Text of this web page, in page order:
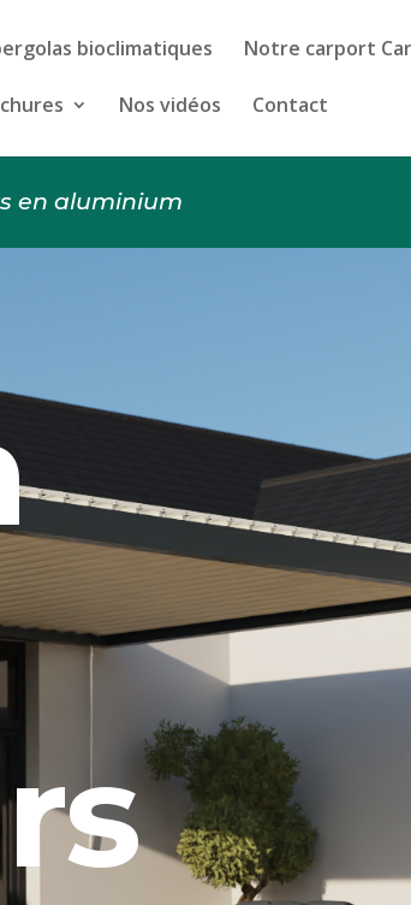
bioclimatiques Notre carport
Nos vidéos Contact
en aluminium